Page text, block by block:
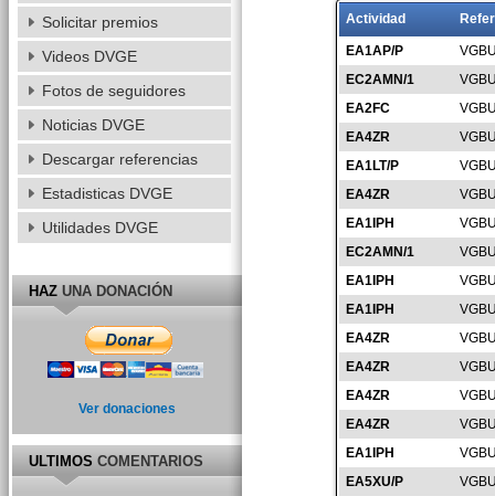
Actividad
EA1AP/P
EC2AMN/1
EA2FC
EA4ZR
EA1LT/P
EA4ZR
EA1IPH
EC2AMN/1
EA1IPH
EA1IPH
EA4ZR
EA4ZR
EA4ZR
EA4ZR
EA1IPH
EA5XU/P
Solicitar premios
Videos DVGE
Fotos de seguidores
Noticias DVGE
Descargar referencias
Estadisticas DVGE
Utilidades DVGE
HAZUNA DONACIÓN
Ver donaciones
ULTIMOSCOMENTARIOS